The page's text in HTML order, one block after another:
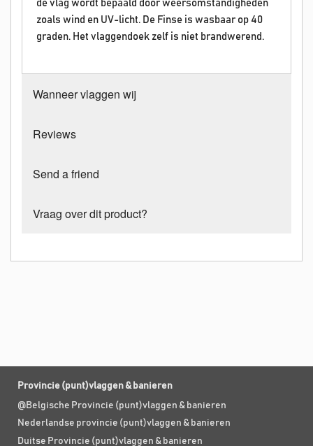
de vlag wordt bepaald door weersomstandigheden
zoals wind en UV-licht. De Finse is wasbaar op 40
graden. Het vlaggendoek zelf is niet brandwerend.
Wanneer vlaggen wij
Reviews
Send a friend
Vraag over dit product?
Provincie (punt)vlaggen & banieren
@Belgische Provincie (punt)vlaggen & banieren
Nederlandse provincie (punt)vlaggen & banieren
Duitse Provincie (punt)vlaggen & banieren